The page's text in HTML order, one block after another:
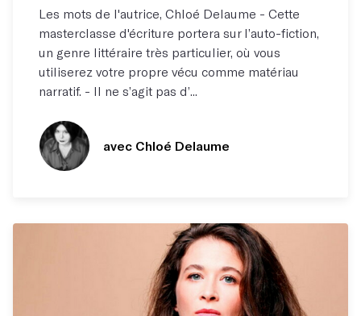
Les mots de l'autrice, Chloé Delaume - Cette
masterclasse d'écriture portera sur l’auto-fiction,
un genre littéraire très particulier, où vous
utiliserez votre propre vécu comme matériau
narratif. - Il ne s’agit pas d’...
avec Chloé Delaume